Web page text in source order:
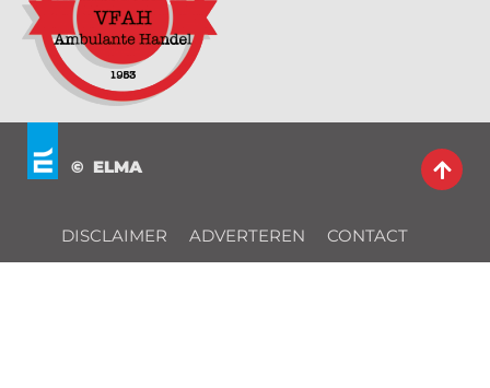
© ELMA
DISCLAIMER ADVERTEREN CONTACT